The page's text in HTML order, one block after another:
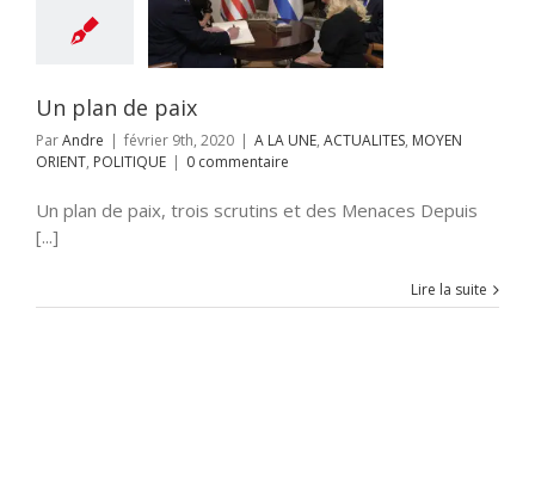
ACTUALITES
POLITIQUE
Un plan de paix
ParAndre | février 9th, 2020 | A LA UNE, ACTUALITES, MOYEN
ORIENT, POLITIQUE | 0 commentaire
Un plan de paix, trois scrutins et des Menaces Depuis
[...]
Lire la suite